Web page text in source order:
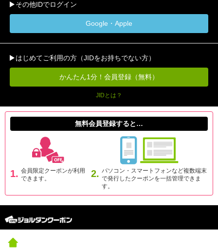
その他IDでログイン
Google・Apple
はじめてご利用の方（JIDをお持ちでない方）
かんたん1分！会員登録（無料）
JIDとは？
無料会員登録すると…
1. 会員限定クーポンが利用
できます。
2. パソコン・スマートフォンなど複数端末
で発行したクーポンを一括管理できま
す。